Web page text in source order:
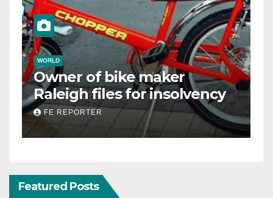
Woman charged after four
men injured in Covent
Garden stabbing attack
FE REPORTER
Featured Posts